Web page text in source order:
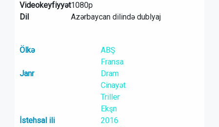
Videokeyfiyyət1080p
Dil
Azərbaycan dilində dublyaj
Ölkə
ABŞ
Fransa
Janr
Dram
Cinayət
Triller
Ekşn
İstehsal ili
2016